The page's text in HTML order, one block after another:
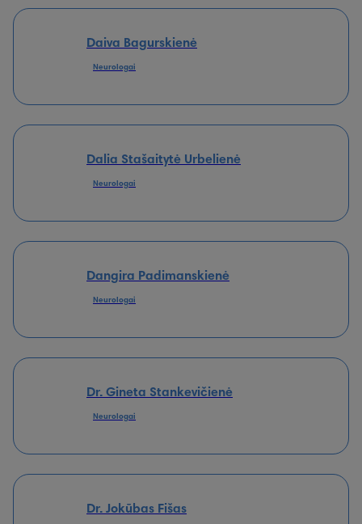
Daiva Bagurskienė
Neurologai
Dalia Stašaitytė Urbelienė
Neurologai
Dangira Padimanskienė
Neurologai
Dr. Gineta Stankevičienė
Neurologai
Dr. Jokūbas Fišas